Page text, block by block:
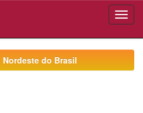
Nordeste do Brasil